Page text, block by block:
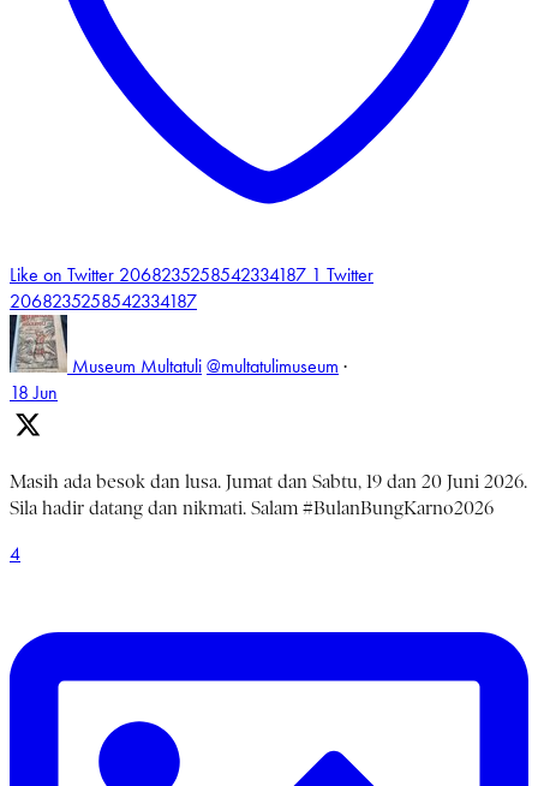
Like on Twitter 2068235258542334187 1 Twitter
2068235258542334187
Museum Multatuli @multatulimuseum ·
18 Jun
Masih ada besok dan lusa. Jumat dan Sabtu, 19 dan 20 Juni 2026.
Sila hadir datang dan nikmati. Salam #BulanBungKarno2026
4